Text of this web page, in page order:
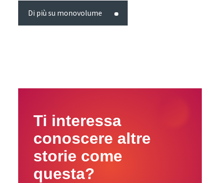
Di più su monovolume
Ti interessa
conoscere altre
storie come
questa?